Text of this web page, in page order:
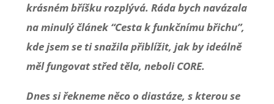
krásném bříšku rozplývá. Ráda bych navázala
na minulý článek “Cesta k funkčnímu břichu”,
kde jsem se ti snažila přiblížit, jak by ideálně
měl fungovat střed těla, neboli CORE.
Dnes si řekneme něco o diastáze, s kterou se